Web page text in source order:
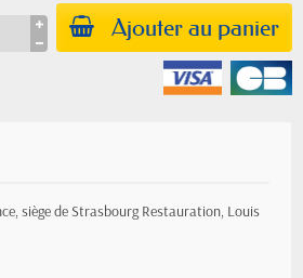
Ajouter au panier
siège de Strasbourg Restauration, Louis